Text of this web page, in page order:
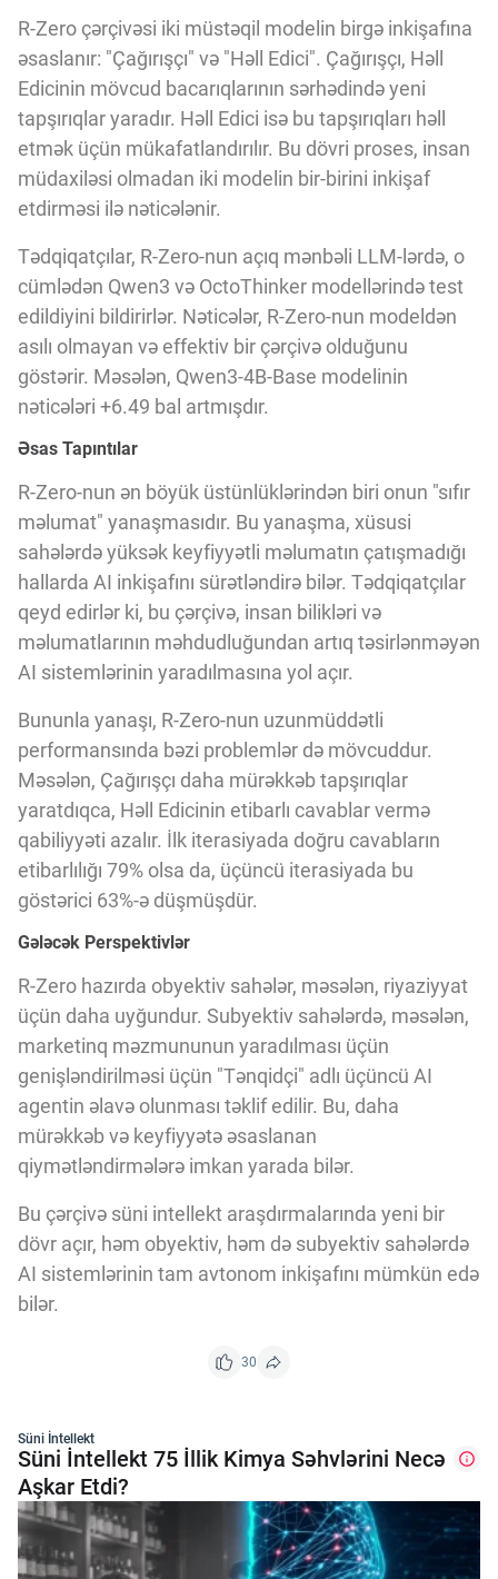
Vizyoner Baxışı
Innovasiya Bələdçisi
Gələcəyin Təhlili
Podkastlar
R-Zero çərçivəsi iki müstəqil modelin birgə inkişafına
əsaslanır: "Çağırışçı" və "Həll Edici". Çağırışçı, Həll
Edicinin mövcud bacarıqlarının sərhədində yeni
tapşırıqlar yaradır. Həll Edici isə bu tapşırıqları həll
etmək üçün mükafatlandırılır. Bu dövri proses, insan
müdaxiləsi olmadan iki modelin bir-birini inkişaf
etdirməsi ilə nəticələnir.
Tədqiqatçılar, R-Zero-nun açıq mənbəli LLM-lərdə, o
cümlədən Qwen3 və OctoThinker modellərində test
edildiyini bildirirlər. Nəticələr, R-Zero-nun modeldən
asılı olmayan və effektiv bir çərçivə olduğunu
göstərir. Məsələn, Qwen3-4B-Base modelinin
nəticələri +6.49 bal artmışdır.
Əsas Tapıntılar
R-Zero-nun ən böyük üstünlüklərindən biri onun "sıfır
məlumat" yanaşmasıdır. Bu yanaşma, xüsusi
sahələrdə yüksək keyfiyyətli məlumatın çatışmadığı
hallarda AI inkişafını sürətləndirə bilər. Tədqiqatçılar
qeyd edirlər ki, bu çərçivə, insan bilikləri və
məlumatlarının məhdudluğundan artıq təsirlənməyən
AI sistemlərinin yaradılmasına yol açır.
Bununla yanaşı, R-Zero-nun uzunmüddətli
performansında bəzi problemlər də mövcuddur.
Məsələn, Çağırışçı daha mürəkkəb tapşırıqlar
yaratdıqca, Həll Edicinin etibarlı cavablar vermə
qabiliyyəti azalır. İlk iterasiyada doğru cavabların
etibarlılığı 79% olsa da, üçüncü iterasiyada bu
göstərici 63%-ə düşmüşdür.
Gələcək Perspektivlər
R-Zero hazırda obyektiv sahələr, məsələn, riyaziyyat
üçün daha uyğundur. Subyektiv sahələrdə, məsələn,
marketinq məzmununun yaradılması üçün
genişləndirilməsi üçün "Tənqidçi" adlı üçüncü AI
agentin əlavə olunması təklif edilir. Bu, daha
mürəkkəb və keyfiyyətə əsaslanan
qiymətləndirmələrə imkan yarada bilər.
Bu çərçivə süni intellekt araşdırmalarında yeni bir
dövr açır, həm obyektiv, həm də subyektiv sahələrdə
AI sistemlərinin tam avtonom inkişafını mümkün edə
bilər.
30
Süni İntellekt
Süni İntellekt 75 İllik Kimya Səhvlərini Necə
Aşkar Etdi?